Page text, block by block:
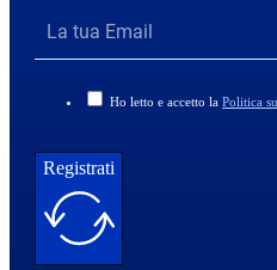
Ho letto e accetto laPolitica
Registrati